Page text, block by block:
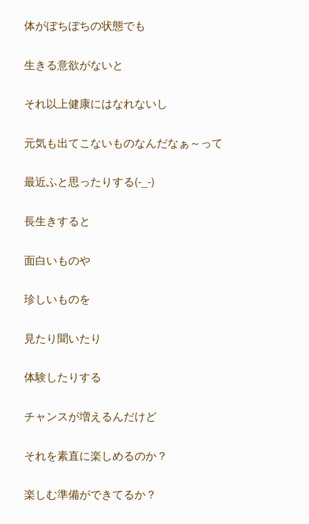
体がぼちぼちの状態でも
生きる意欲がないと
それ以上健康にはなれないし
元気も出てこないものなんだなぁ～って
最近ふと思ったりする(-_-)
長生きすると
面白いものや
珍しいものを
見たり聞いたり
体験したりする
チャンスが増えるんだけど
それを素直に楽しめるのか？
楽しむ準備ができてるか？